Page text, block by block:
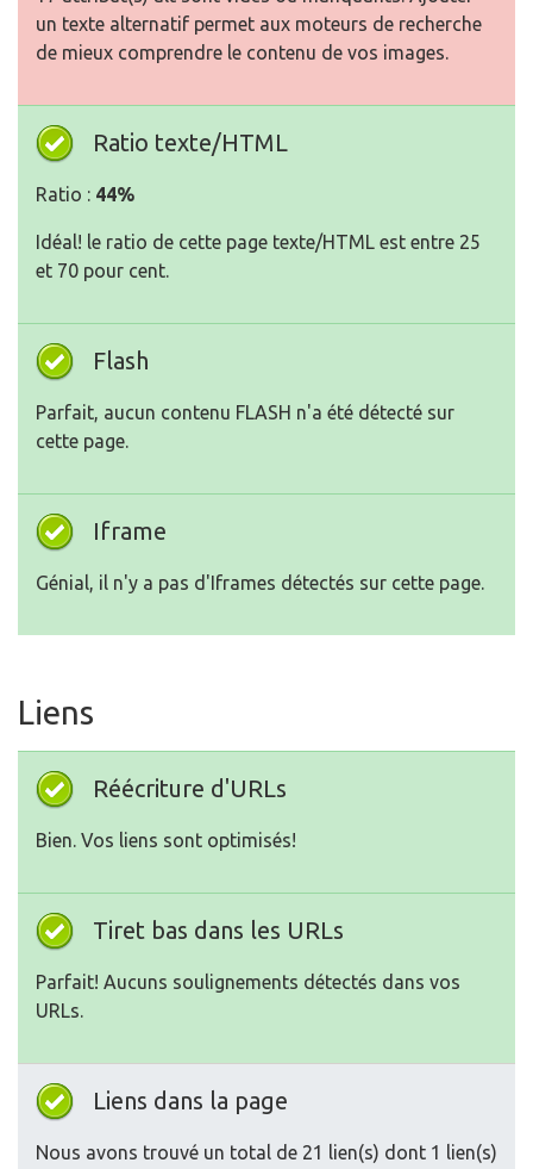
un texte alternatif permet aux moteurs de recherche
de mieux comprendre le contenu de vos images.
Ratio texte/HTML
Ratio : 44%
Idéal! le ratio de cette page texte/HTML est entre 25
et 70 pour cent.
Flash
Parfait, aucun contenu FLASH n'a été détecté sur
cette page.
Iframe
Génial, il n'y a pas d'Iframes détectés sur cette page.
Liens
Réécriture d'URLs
Bien. Vos liens sont optimisés!
Tiret bas dans les URLs
Parfait! Aucuns soulignements détectés dans vos
URLs.
Liens dans la page
Nous avons trouvé un total de 21 lien(s) dont 1 lien(s)